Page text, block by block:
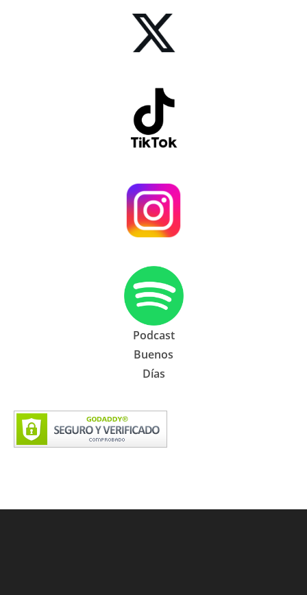
Podcast
Buenos
Días